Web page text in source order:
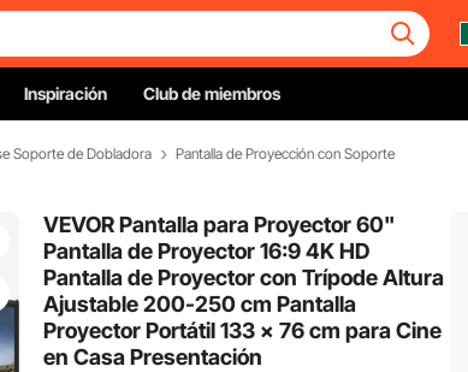
Inspiración Club de miembros
Soporte de Dobladora Pantalla de Proyección con Soporte
VEVOR Pantalla para Proyector 60"
Pantalla de Proyector 16:9 4K HD
Pantalla de Proyector con Trípode Altura
Ajustable 200-250 cm Pantalla
Proyector Portátil 133 x 76 cm para Cine
en Casa Presentación